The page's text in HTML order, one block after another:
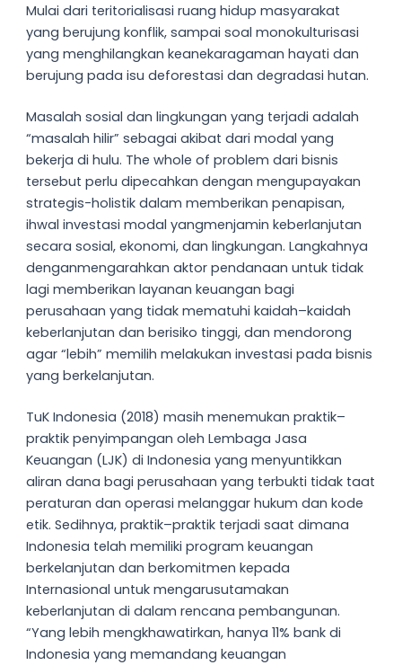
Mulai dari teritorialisasi ruang hidup masyarakat
yang berujung konflik, sampai soal monokulturisasi
yang menghilangkan keanekaragaman hayati dan
berujung pada isu deforestasi dan degradasi hutan.
Masalah sosial dan lingkungan yang terjadi adalah
“masalah hilir” sebagai akibat dari modal yang
bekerja di hulu. The whole of problem dari bisnis
tersebut perlu dipecahkan dengan mengupayakan
strategis-holistik dalam memberikan penapisan,
ihwal investasi modal yangmenjamin keberlanjutan
secara sosial, ekonomi, dan lingkungan. Langkahnya
denganmengarahkan aktor pendanaan untuk tidak
lagi memberikan layanan keuangan bagi
perusahaan yang tidak mematuhi kaidah–kaidah
keberlanjutan dan berisiko tinggi, dan mendorong
agar “lebih” memilih melakukan investasi pada bisnis
yang berkelanjutan.
TuK Indonesia (2018) masih menemukan praktik–
praktik penyimpangan oleh Lembaga Jasa
Keuangan (LJK) di Indonesia yang menyuntikkan
aliran dana bagi perusahaan yang terbukti tidak taat
peraturan dan operasi melanggar hukum dan kode
etik. Sedihnya, praktik–praktik terjadi saat dimana
Indonesia telah memiliki program keuangan
berkelanjutan dan berkomitmen kepada
Internasional untuk mengarusutamakan
keberlanjutan di dalam rencana pembangunan.
“Yang lebih mengkhawatirkan, hanya 11% bank di
Indonesia yang memandang keuangan